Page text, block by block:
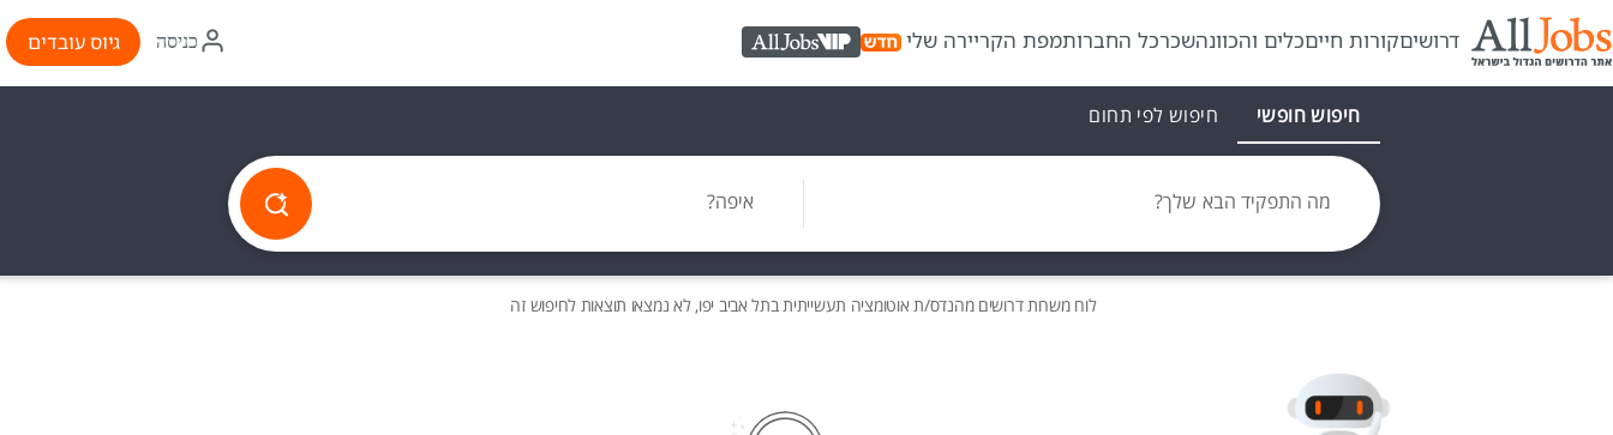
דרושיםקורות חייםכלים והכוונהשכרכל החברותמפת הקריירה שלי AllJobs VIP
איקון
התחברות
כניסה גיוס עובדים
חיפוש חופשי חיפוש לפי תחום
מה התפקיד הבא שלך? איפה?
לוח משרותדרושים מהנדס/ת אוטומציה תעשייתית בתל אביב יפו, לא נמצאו תוצאות לחיפוש זה